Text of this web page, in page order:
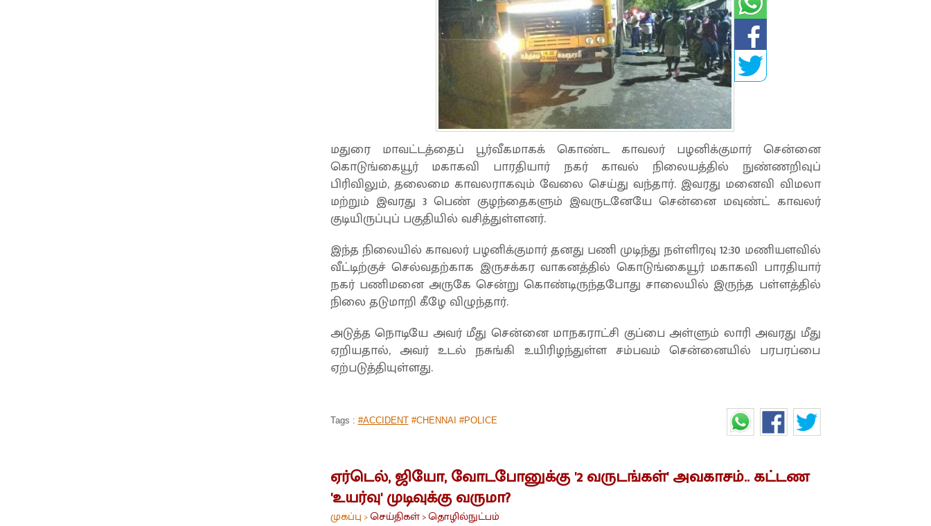
மதுரை மாவட்டத்தைப் பூர்வீகமாகக் கொண்ட காவலர் பழனிக்குமார் சென்னை
கொடுங்கையூர் மகாகவி பாரதியார் நகர் காவல் நிலையத்தில் நுண்ணறிவுப்
பிரிவிலும், தலைமை காவலராகவும் வேலை செய்து வந்தார். இவரது மனைவி விமலா
மற்றும் இவரது 3 பெண் குழந்தைகளும் இவருடனேயே சென்னை மவுண்ட் காவலர்
குடியிருப்புப் பகுதியில் வசித்துள்ளனர்.
இந்த நிலையில் காவலர் பழனிக்குமார் தனது பணி முடிந்து நள்ளிரவு 12:30 மணியளவில்
வீட்டிற்குச் செல்வதற்காக இருசக்கர வாகனத்தில் கொடுங்கையூர் மகாகவி பாரதியார்
நகர் பணிமனை அருகே சென்று கொண்டிருந்தபோது சாலையில் இருந்த பள்ளத்தில்
நிலை தடுமாறி கீழே விழுந்தார்.
அடுத்த நொடியே அவர் மீது சென்னை மாநகராட்சி குப்பை அள்ளும் லாரி அவரது மீது
ஏறியதால், அவர் உடல் நசுங்கி உயிரிழந்துள்ள சம்பவம் சென்னையில் பரபரப்பை
ஏற்படுத்தியுள்ளது.
Tags : #ACCIDENT#CHENNAI #POLICE
ஏர்டெல், ஜியோ, வோடபோனுக்கு '2 வருடங்கள்' அவகாசம்.. கட்டண
'உயர்வு' முடிவுக்கு வருமா?
முகப்பு >செய்திகள்>தொழில்நுட்பம்